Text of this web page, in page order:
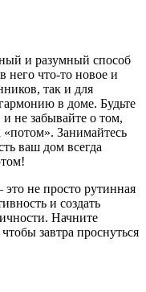
и разумный способ
него что-то новое и
так и для
в доме. Будьте
не забывайте о том,
Занимайтесь
ваш дом всегда
не просто рутинная
и создать
Начните
завтра проснуться